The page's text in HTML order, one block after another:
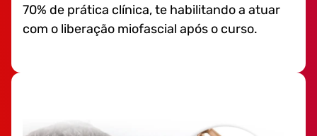
70% de prática clínica, te habilitando a atuar
com o liberação miofascial após o curso.